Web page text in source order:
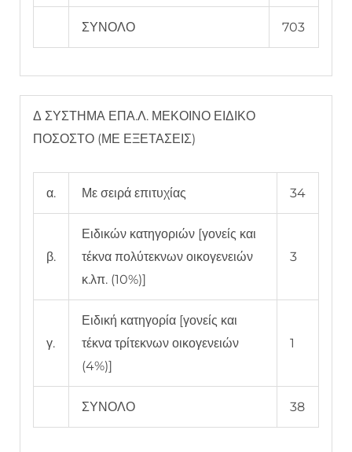
ΣΥΝΟΛΟ 703
Δ ΣΥΣΤΗΜΑ ΕΠΑ.Λ. ΜΕΚΟΙΝΟ ΕΙΔΙΚΟ
ΠΟΣΟΣΤΟ (ΜΕ ΕΞΕΤΑΣΕΙΣ)
α. Με σειρά επιτυχίας 34
β.
Ειδικών κατηγοριών [γονείς και
τέκνα πολύτεκνων οικογενειών
κ.λπ. (10%)]
3
γ.
Ειδική κατηγορία [γονείς και
τέκνα τρίτεκνων οικογενειών
(4%)]
1
ΣΥΝΟΛΟ 38